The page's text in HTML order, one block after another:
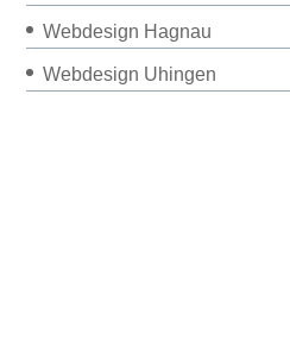
Webdesign Hagnau
Webdesign Uhingen